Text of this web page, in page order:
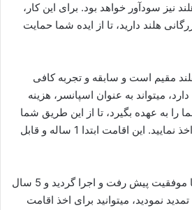
نیز سودآور خواهد بود. برای این کار،
هلند دارید، تا از ایده شما حمایت
مقیم است و سابقه و تجربه کافی
میتواند به عنوان اسپانسر، هزینه
به عهده بگیرد، تا از این طریق شما
نیز بتوانید، اقامت هلند را اخذ نمایید. این اقامت ابتدا 1 ساله و قابل
در صورتی که طرح شما با موفقیت پیش رفت و اجرا گردید و 5 سال
نمودید، میتوانید برای اخذ اقامت